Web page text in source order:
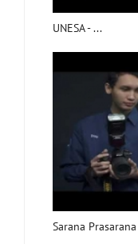
UNESA - ...
Sarana